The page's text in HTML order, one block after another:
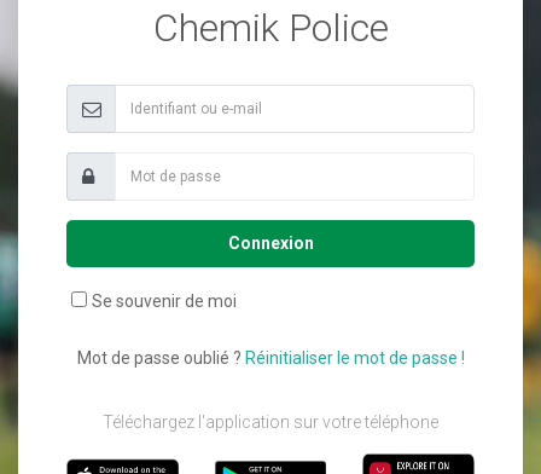
Chemik Police
Connexion
Se souvenir de moi
Mot de passe oublié ? Réinitialiser le mot de passe !
Téléchargez l'application sur votre téléphone